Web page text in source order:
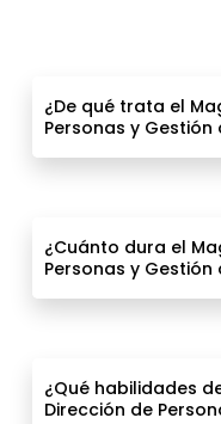
¿De qué trata el
Personas y Gestión
¿Cuánto dura el
Personas y Gestión
¿Qué habilidades
Dirección de